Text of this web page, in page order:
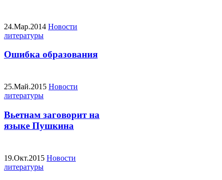
24.Мар.2014 Новости
литературы
Ошибка образования
25.Май.2015 Новости
литературы
Вьетнам заговорит на
языке Пушкина
19.Окт.2015 Новости
литературы